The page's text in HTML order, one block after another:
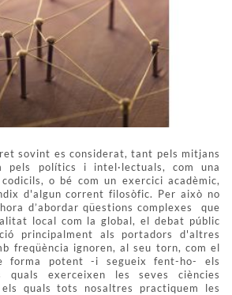
sovint es considerat, tant pels mitjans
pels polítics i intel·lectuals, com una
o bé com un exercici acadèmic,
d'algun corrent filosòfic. Per això no
d’abordar qüestions complexes que
local com la global, el debat públic
principalment als portadors d'altres
freqüència ignoren, al seu torn, com el
forma potent -i segueix fent-ho- els
quals exerceixen les seves ciències
quals tots nosaltres practiquem les